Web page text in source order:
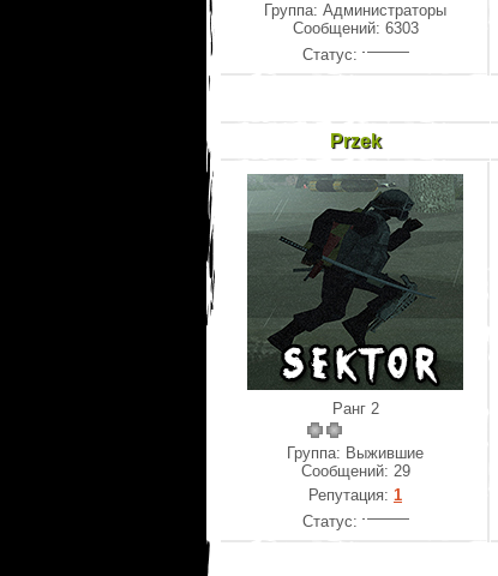
Группа: Администраторы
Сообщений: 6303
Статус:
Przek
Ранг 2
Группа: Выжившие
Сообщений: 29
Репутация: 1
Статус: